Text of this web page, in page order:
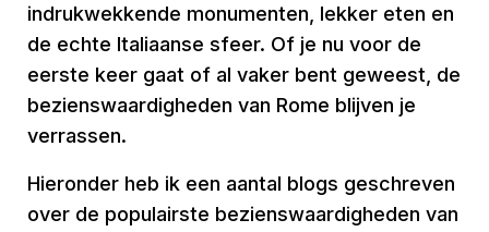
indrukwekkende monumenten, lekker eten en
de echte Italiaanse sfeer. Of je nu voor de
eerste keer gaat of al vaker bent geweest, de
bezienswaardigheden van Rome blijven je
verrassen.
Hieronder heb ik een aantal blogs geschreven
over de populairste bezienswaardigheden van